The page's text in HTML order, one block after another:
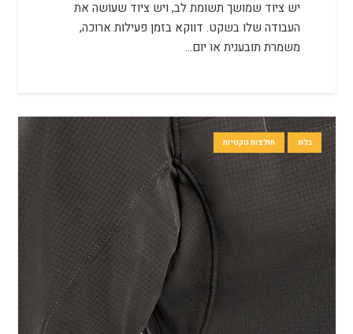
יש ציוד שמושך תשומת לב, ויש ציוד שעושה את
העבודה שלו בשקט. דווקא בזמן פעילות ארוכה,
משמרת תובענית או יום…
בלוג חולצות טקטיות